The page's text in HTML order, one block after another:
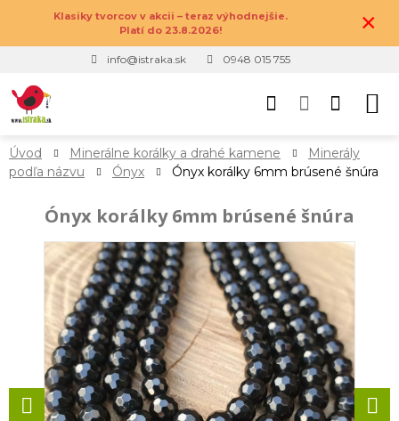
Klasiky tvorcov v akcii – teraz výhodnejšie.
Platí do 23.8.2026!
×
info@istraka.sk 0948 015 755
Úvod Minerálne korálky a drahé kamene
Minerály
podľa názvu
Ónyx Ónyx korálky 6mm brúsené šnúra
Ónyx korálky 6mm brúsené šnúra